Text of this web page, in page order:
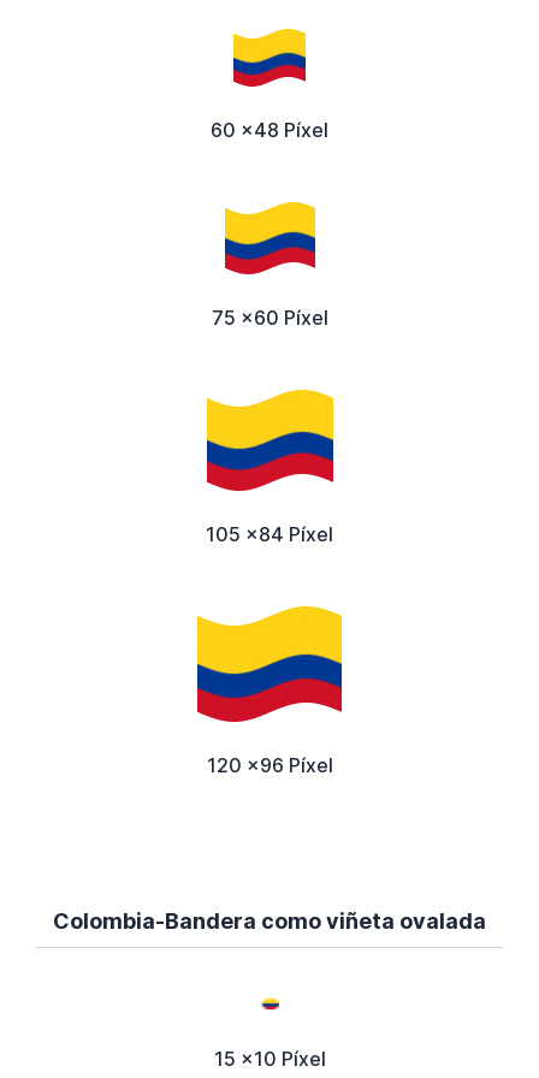
60 x48 Píxel
75 x60 Píxel
105 x84 Píxel
120 x96 Píxel
Colombia-Bandera como viñeta ovalada
15 x10 Píxel